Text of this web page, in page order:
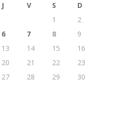
J V S
D
1
2
6 7 8
9
13 14 15
16
20 21 22
23
27 28 29
30